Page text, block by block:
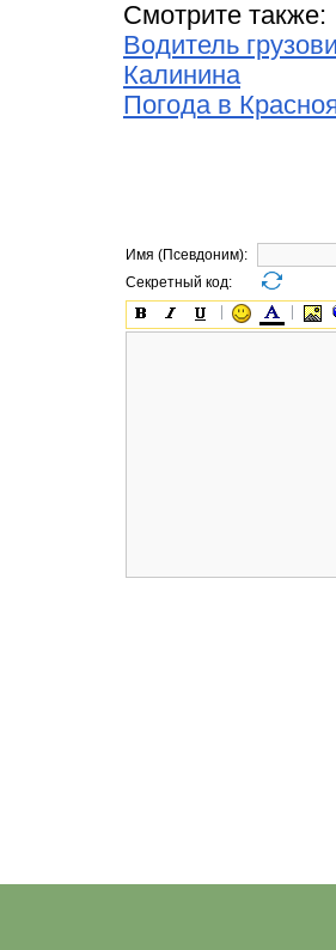
Смотрите также:
Водитель
Калинина
Погода в
Имя (Псевдоним):
Секретный код: